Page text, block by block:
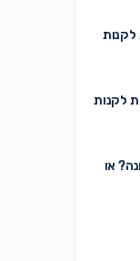
לקנות
או